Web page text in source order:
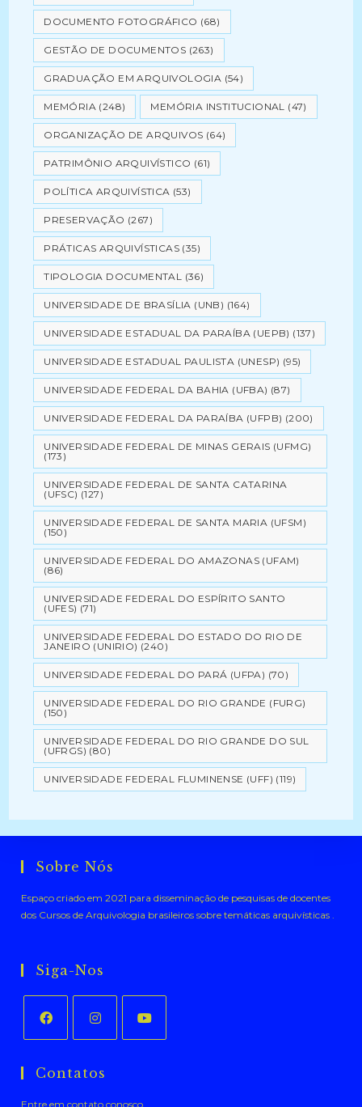
DOCUMENTO FOTOGRÁFICO (68)
GESTÃO DE DOCUMENTOS (263)
GRADUAÇÃO EM ARQUIVOLOGIA (54)
MEMÓRIA (248) MEMÓRIA INSTITUCIONAL (47)
ORGANIZAÇÃO DE ARQUIVOS (64)
PATRIMÔNIO ARQUIVÍSTICO (61)
POLÍTICA ARQUIVÍSTICA (53)
PRESERVAÇÃO (267)
PRÁTICAS ARQUIVÍSTICAS (35)
TIPOLOGIA DOCUMENTAL (36)
UNIVERSIDADE DE BRASÍLIA (UNB) (164)
UNIVERSIDADE ESTADUAL DA PARAÍBA (UEPB) (137)
UNIVERSIDADE ESTADUAL PAULISTA (UNESP) (95)
UNIVERSIDADE FEDERAL DA BAHIA (UFBA) (87)
UNIVERSIDADE FEDERAL DA PARAÍBA (UFPB) (200)
UNIVERSIDADE FEDERAL DE MINAS GERAIS (UFMG)
(173)
UNIVERSIDADE FEDERAL DE SANTA CATARINA
(UFSC) (127)
UNIVERSIDADE FEDERAL DE SANTA MARIA (UFSM)
(150)
UNIVERSIDADE FEDERAL DO AMAZONAS (UFAM)
(86)
UNIVERSIDADE FEDERAL DO ESPÍRITO SANTO
(UFES) (71)
UNIVERSIDADE FEDERAL DO ESTADO DO RIO DE
JANEIRO (UNIRIO) (240)
UNIVERSIDADE FEDERAL DO PARÁ (UFPA) (70)
UNIVERSIDADE FEDERAL DO RIO GRANDE (FURG)
(150)
UNIVERSIDADE FEDERAL DO RIO GRANDE DO SUL
(UFRGS) (80)
UNIVERSIDADE FEDERAL FLUMINENSE (UFF) (119)
Sobre Nós
Espaço criado em 2021 para disseminação de pesquisas de docentes
dos Cursos de Arquivologia brasileiros sobre temáticas arquivísticas .
Siga-Nos
em
em
Contatos
Entre em contato conosco.